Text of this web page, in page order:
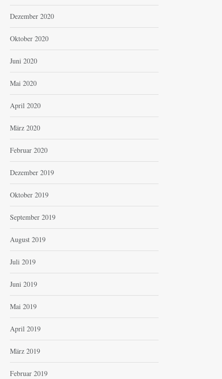
Dezember 2020
Oktober 2020
Juni 2020
Mai 2020
April 2020
März 2020
Februar 2020
Dezember 2019
Oktober 2019
September 2019
August 2019
Juli 2019
Juni 2019
Mai 2019
April 2019
März 2019
Februar 2019